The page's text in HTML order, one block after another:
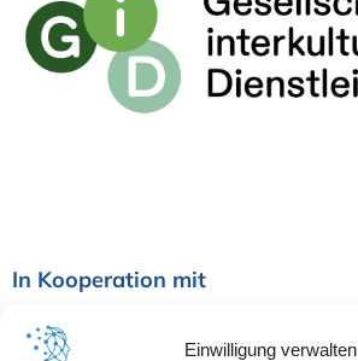
Einwilligung verwalten
In Kooperation mit